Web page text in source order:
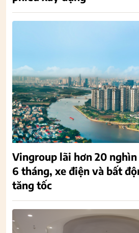
Vingroup lãi hơn 20
6 tháng, xe điện và bất
tăng tốc